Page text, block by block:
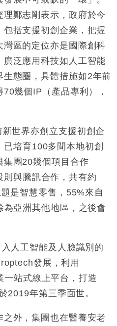
鄭志剛表示，政府於今
包括支援初創企業，把握
區的定位亦是國際創科
泛應用科技如人工智能
生態圈，具體措施如2年前
70幾個 IP （產品專利），
新世界亦創立支援初創企
已培育100多間本地初創
集團20幾個項目合作
則與騰訊合作，共有約
是智慧零售， 55%來自
為亞洲其他地區，之後會
入人工智能及人臉識別的
發展，利用
一站式線上平台，打造
2019年第三季面世。
外，集團也在醫養安老